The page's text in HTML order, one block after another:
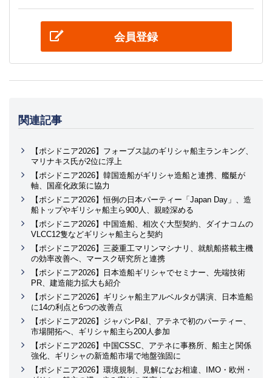
会員登録
関連記事
【ポシドニア2026】フォーブス誌のギリシャ船主ランキング、
マリナキス氏が2位に浮上
【ポシドニア2026】韓国造船がギリシャ造船と連携、艦艇が
軸、国産化政策に協力
【ポシドニア2026】恒例の日本パーティー「Japan Day」、造
船トップやギリシャ船主ら900人、親睦深める
【ポシドニア2026】中国造船、相次ぐ大型契約、ダイナコムの
VLCC12隻などギリシャ船主らと契約
【ポシドニア2026】三菱重工マリンマシナリ、就航船搭載主機
の効率改善へ、マースク研究所と連携
【ポシドニア2026】日本造船ギリシャでセミナー、先端技術
PR、建造能力拡大も紹介
【ポシドニア2026】ギリシャ船主アルベルタが講演、日本造船
に14の利点と6つの改善点
【ポシドニア2026】ジャパンP&I、アテネで初のパーティー、
市場開拓へ、ギリシャ船主ら200人参加
【ポシドニア2026】中国CSSC、アテネに事務所、船主と関係
強化、ギリシャの新造船市場で地盤強固に
【ポシドニア2026】環境規制、見解になお相違、IMO・欧州・